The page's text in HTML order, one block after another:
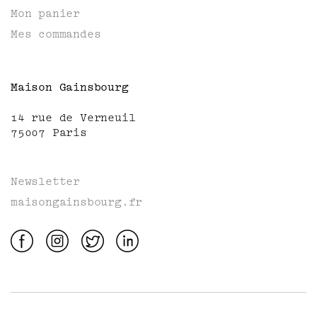
Mon panier
Mes commandes
Maison Gainsbourg
14 rue de Verneuil
75007 Paris
Newsletter
maisongainsbourg.fr